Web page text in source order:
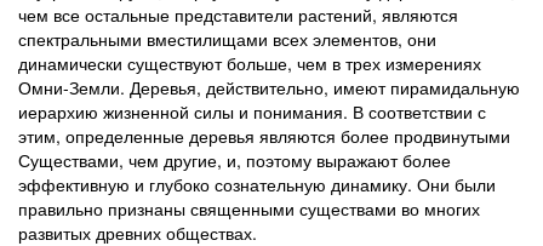
чем все остальные представители растений, являются
спектральными вместилищами всех элементов, они
динамически существуют больше, чем в трех измерениях
Омни-Земли. Деревья, действительно, имеют пирамидальную
иерархию жизненной силы и понимания. В соответствии с
этим, определенные деревья являются более продвинутыми
Существами, чем другие, и, поэтому выражают более
эффективную и глубоко сознательную динамику. Они были
правильно признаны священными существами во многих
развитых древних обществах.